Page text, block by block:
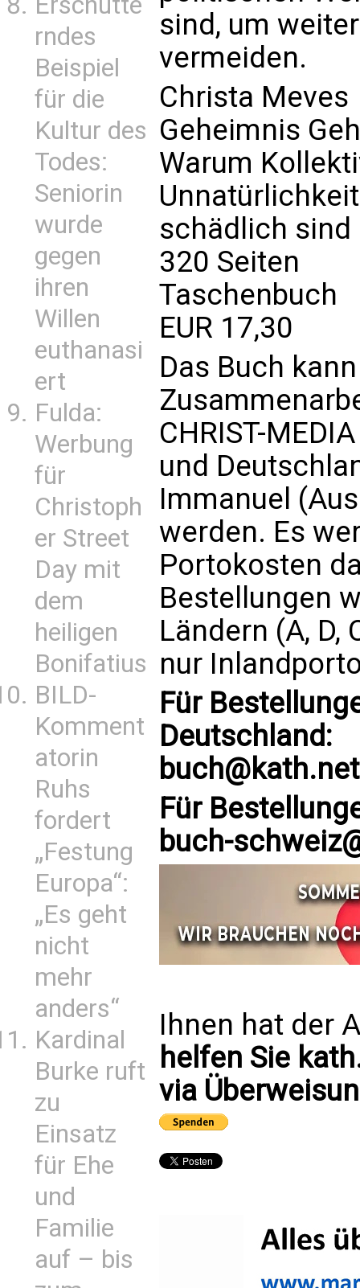
rndes
Beispiel
für die
Kultur des
Todes:
Seniorin
wurde
gegen
ihren
Willen
euthanasi
ert
Fulda:
Werbung
für
Christoph
er Street
Day mit
dem
heiligen
Bonifatius
BILD-
Komment
atorin
Ruhs
fordert
„Festung
Europa“:
„Es geht
nicht
mehr
anders“
Kardinal
Burke ruft
zu
Einsatz
für Ehe
und
Familie
auf – bis
sind, um
vermeiden.
Christa Meves
Geheimnis
Warum
schädlich sind
320 Seiten
Taschenbuch
EUR 17,30
Das Buch
CHRIST-
und
Immanuel
werden. Es
Portokosten
Bestellungen
Ländern (A, D,
nur
Für
Deutschland:
buch@kath.net
Für
buch-
Ihnen hat der
helfen Sie
via